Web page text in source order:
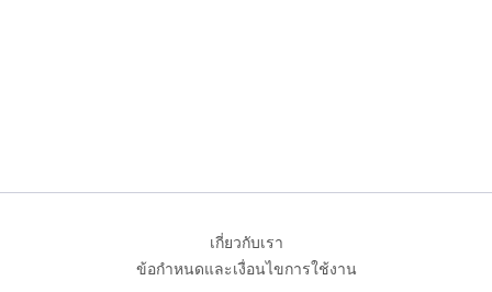
เกี่ยวกับเรา
ข้อกำหนดและเงื่อนไขการใช้งาน